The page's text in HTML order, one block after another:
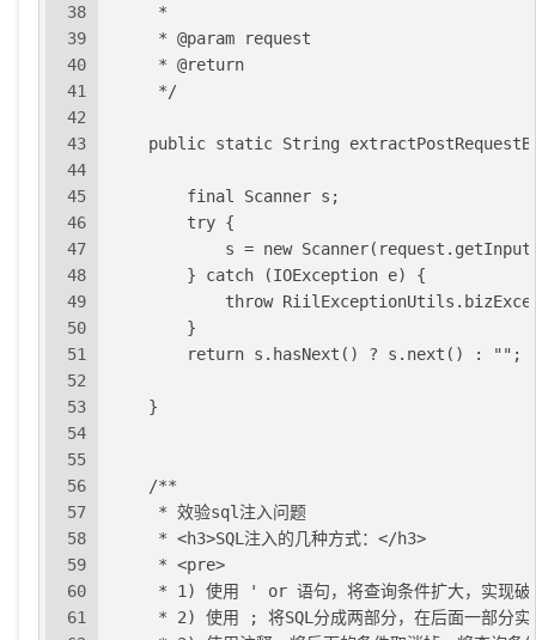
38
39
40
41
42
43
44
45
46
47
48
49
50
51
52
53
54
55
56
57
58
59
60
61
     *
     * @param request
     * @return
     */
public static String
        final Scanner s;
        try {
s = new
        } catch (IOException e) {
throw
        }
        return s.hasNext() ? s.next() : "";
    }
    /**
     * 效验sql注入问题
     * <h3>SQL注入的几种方式：</h3>
     * <pre>
* 1) 使用 ' or 语句，将查询条件扩大，实现破
* 2) 使用 ; 将SQL分成两部分，在后面一部分实